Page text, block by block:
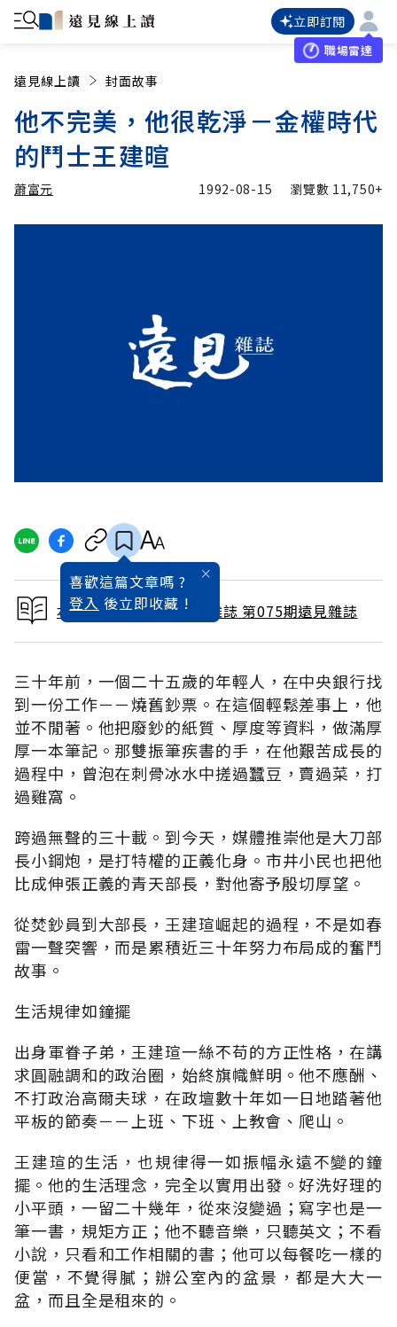
立即訂閱
職場雷達
遠見線上讀 封面故事
他不完美，他很乾淨－金權時代
的鬥士王建暄
蕭富元 1992-08-15 瀏覽數 11,750+
喜歡這篇文章嗎 ?
登入 後立即收藏 !
本文出自 1992 / 9月號雜誌 第075期遠見雜誌
三十年前，一個二十五歲的年輕人，在中央銀行找
到一份工作－－燒舊鈔票。在這個輕鬆差事上，他
並不閒著。他把廢鈔的紙質、厚度等資料，做滿厚
厚一本筆記。那雙振筆疾書的手，在他艱苦成長的
過程中，曾泡在刺骨冰水中搓過蠶豆，賣過菜，打
過雞窩。
跨過無聲的三十載。到今天，媒體推崇他是大刀部
長小鋼炮，是打特權的正義化身。市井小民也把他
比成伸張正義的青天部長，對他寄予殷切厚望。
從焚鈔員到大部長，王建瑄崛起的過程，不是如春
雷一聲突響，而是累積近三十年努力布局成的奮鬥
故事。
生活規律如鐘擺
出身軍眷子弟，王建瑄一絲不苟的方正性格，在講
求圓融調和的政治圈，始終旗幟鮮明。他不應酬、
不打政治高爾夫球，在政壇數十年如一日地踏著他
平板的節奏－－上班、下班、上教會、爬山。
王建瑄的生活，也規律得一如振幅永遠不變的鐘
擺。他的生活理念，完全以實用出發。好洗好理的
小平頭，一留二十幾年，從來沒變過；寫字也是一
筆一書，規矩方正；他不聽音樂，只聽英文；不看
小說，只看和工作相關的書；他可以每餐吃一樣的
便當，不覺得膩；辦公室內的盆景，都是大大一
盆，而且全是租來的。